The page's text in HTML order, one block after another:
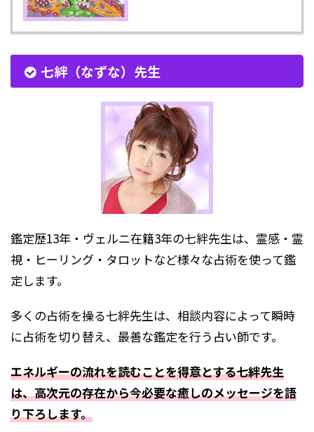
七絆（なずな）先生
鑑定歴13年・ヴェルニ在籍3年の七絆先生は、霊感・霊
視・ヒーリング・タロットなど様々な占術を使って鑑
定します。
多くの占術を操る七絆先生は、相談内容によって瞬時
に占術を切り替え、最善な鑑定を行う占い師です。
エネルギーの流れを読むことを得意とする七絆先生
は、高次元の存在から今必要な癒しのメッセージを語
り下ろします。